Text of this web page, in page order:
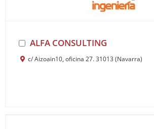
ALFA CONSULTING
c/ Aizoain10, oficina 27. 31013 (Navarra)